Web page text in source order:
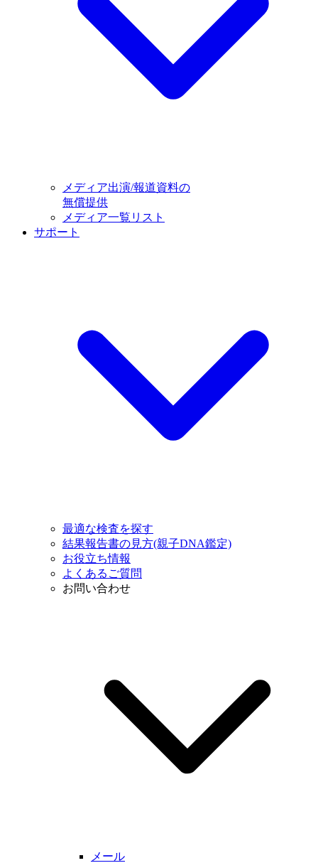
メディア出演/報道資料の
無償提供
メディア一覧リスト
サポート
最適な検査を探す
結果報告書の見方(親子DNA鑑定)
お役立ち情報
よくあるご質問
お問い合わせ
メール